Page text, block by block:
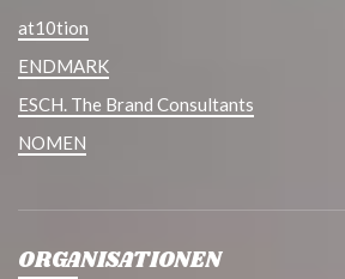
at10tion
ENDMARK
ESCH. The Brand Consultants
NOMEN
ORGANISATIONEN